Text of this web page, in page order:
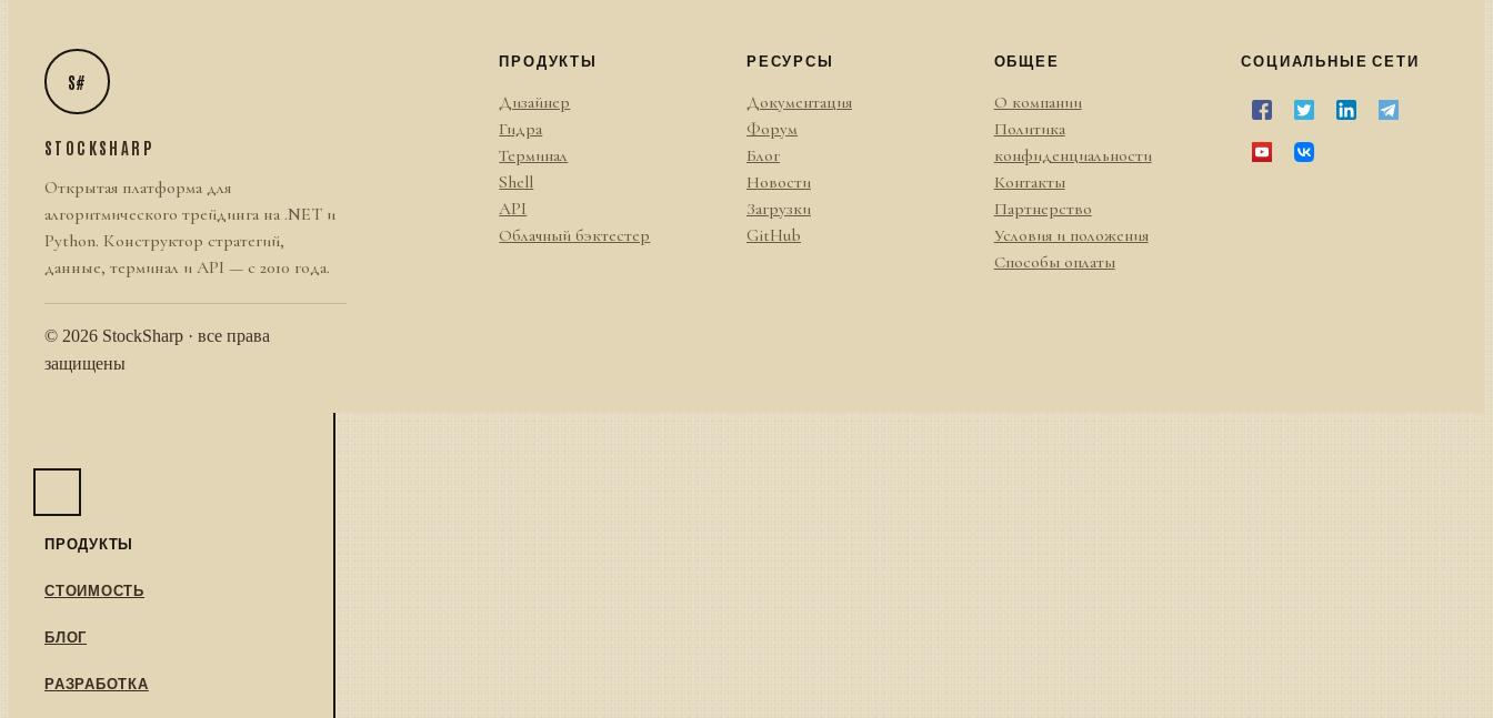
S#
STOCKSHARP
Открытая платформа для
алгоритмического трейдинга на .NET и
Python. Конструктор стратегий,
данные, терминал и API — с 2010 года.
© 2026 StockSharp · все права
защищены
ПРОДУКТЫ
Дизайнер
Гидра
Терминал
Shell
API
Облачный бэктестер
РЕСУРСЫ
Документация
Форум
Блог
Новости
Загрузки
GitHub
ОБЩЕЕ
О компании
Политика
конфиденциальности
Контакты
Партнерство
Условия и положения
Способы оплаты
СОЦИАЛЬНЫЕ СЕТИ
ПРОДУКТЫ
СТОИМОСТЬ
БЛОГ
РАЗРАБОТКА